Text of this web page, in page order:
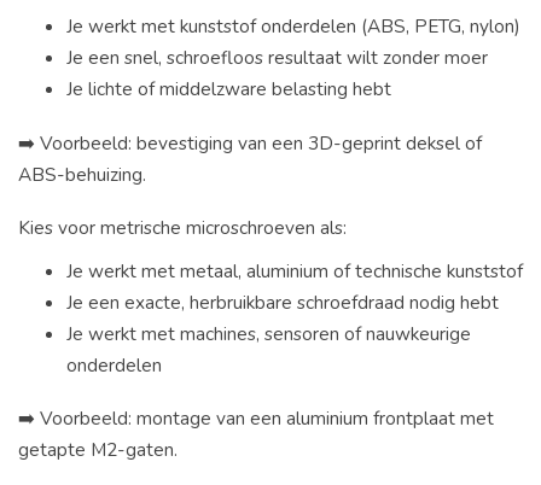
Je werkt met kunststof onderdelen (ABS, PETG, nylon)
Je een snel, schroefloos resultaat wilt zonder moer
Je lichte of middelzware belasting hebt
➡️ Voorbeeld: bevestiging van een 3D-geprint deksel of
ABS-behuizing.
Kies voor metrische microschroeven als:
Je werkt met metaal, aluminium of technische kunststof
Je een exacte, herbruikbare schroefdraad nodig hebt
Je werkt met machines, sensoren of nauwkeurige
onderdelen
➡️ Voorbeeld: montage van een aluminium frontplaat met
getapte M2-gaten.